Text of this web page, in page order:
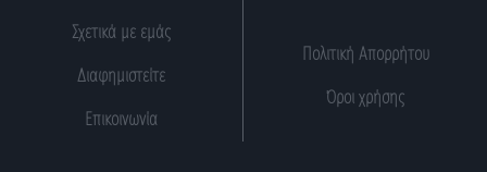
Σχετικά με εμάς
Διαφημιστείτε
Επικοινωνία
Πολιτική Απορρήτου
Όροι χρήσης